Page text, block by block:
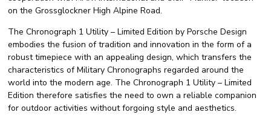
on the Grossglockner High Alpine Road.
The Chronograph 1 Utility – Limited Edition by Porsche Design
embodies the fusion of tradition and innovation in the form of a
robust timepiece with an appealing design, which transfers the
characteristics of Military Chronographs regarded around the
world into the modern age. The Chronograph 1 Utility – Limited
Edition therefore satisfies the need to own a reliable companion
for outdoor activities without forgoing style and aesthetics.